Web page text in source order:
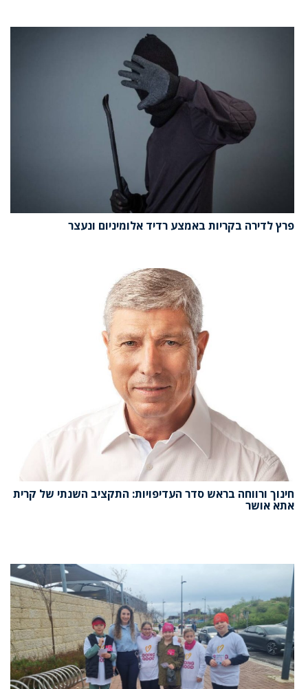
פרץ לדירה בקריות באמצע רדיד אלומיניום ונעצר
חינוך ורווחה בראש סדר העדיפויות: התקציב השנתי של קרית
אתא אושר